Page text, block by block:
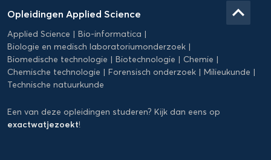
Applied
Science
Opleidingen Applied Science
Applied Science
Bio-informatica
Biologie en medisch laboratoriumonderzoek
Biomedische technologie
Biotechnologie
Chemie
Chemische technologie
Forensisch onderzoek
Milieukunde
Technische natuurkunde
Een van deze opleidingen studeren? Kijk dan eens op
exactwatjezoekt!
keyboard_arrow_up